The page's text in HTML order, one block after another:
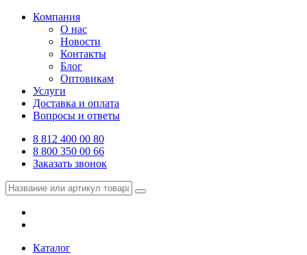
Компания
О нас
Новости
Контакты
Блог
Оптовикам
Услуги
Доставка и оплата
Вопросы и ответы
8 812 400 00 80
8 800 350 00 66
Заказать звонок
Каталог